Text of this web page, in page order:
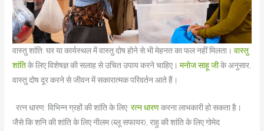
वास्तु शांति: घर या कार्यस्थल में वास्तु दोष होने से भी मेहनत का फल नहीं मिलता।वास्तु
शांतिके लिए विशेषज्ञ की सलाह से उचित उपाय करने चाहिए। मनोज साहू जीके अनुसार,
वास्तु दोष दूर करने से जीवन में सकारात्मक परिवर्तन आते हैं।
रत्न धारण: विभिन्न ग्रहों की शांति के लिए रत्न धारणकरना लाभकारी हो सकता है।
जैसे कि शनि की शांति के लिए नीलम (ब्लू सफायर), राहु की शांति के लिए गोमेद